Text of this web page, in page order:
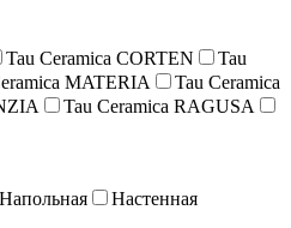
Tau Ceramica CORTEN
Tau
MATERIA
Tau Ceramica
Tau Ceramica RAGUSA
Напольная
Настенная